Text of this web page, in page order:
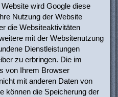
wird Google diese
Nutzung der Website
die Websiteaktivitäten
mit der Websitenutzung
Dienstleistungen
zu erbringen. Die im
von Ihrem Browser
mit anderen Daten von
können die Speicherung der